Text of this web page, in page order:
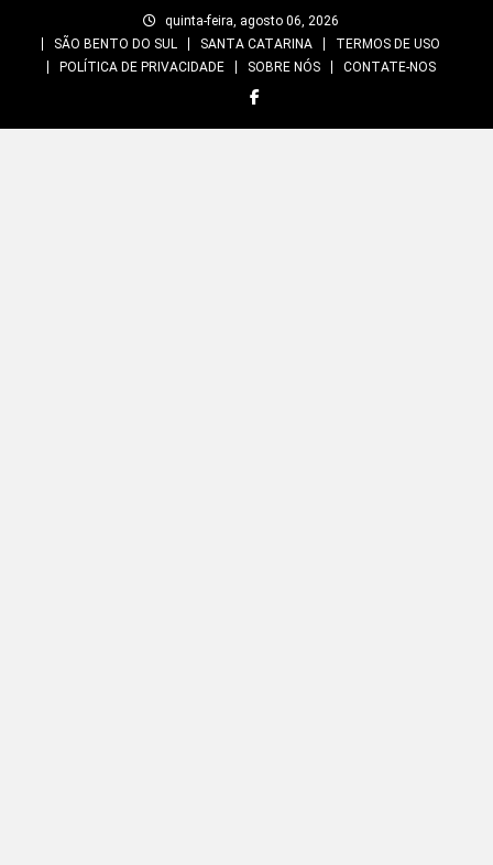
quinta-feira, agosto 06, 2026
SÃO BENTO DO SUL
SANTA CATARINA
TERMOS DE USO
POLÍTICA DE PRIVACIDADE
SOBRE NÓS CONTATE-NOS